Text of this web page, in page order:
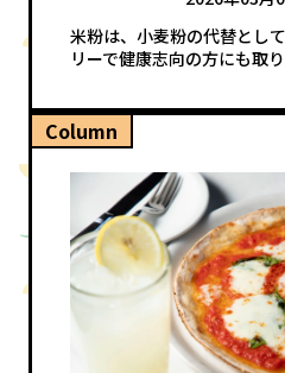
米粉は、小麦粉の代替とし
リーで健康志向の方にも取
Column